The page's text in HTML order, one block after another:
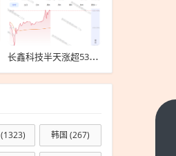
长鑫科技半天涨超530%！7名高管身家超10亿 员工：最关心的工资涨不涨
(1323) 韩国 (267)